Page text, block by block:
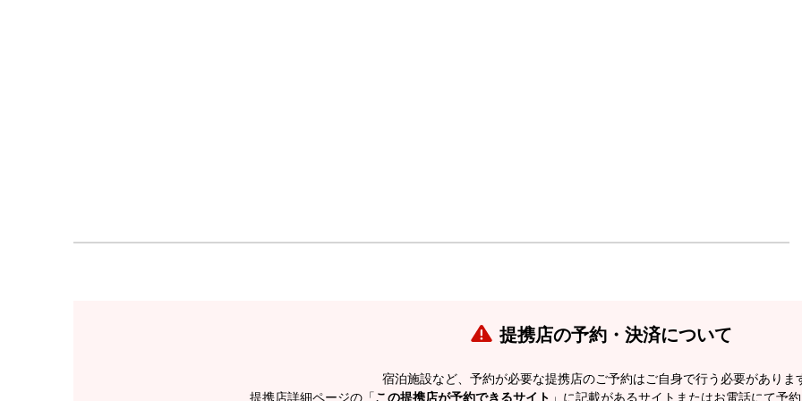
提携店の予約・決済について
宿泊施設など、予約が必要な提携店のご予約はご自身で行う必要がありま
提携店詳細ページの「この提携店が予約できるサイト 」に記載があるサイトまたはお電話にて予